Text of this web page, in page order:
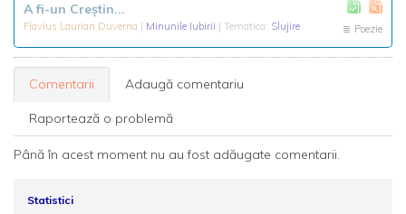
A fi-un Creştin...
Flavius Laurian Duverna | Minunile Iubirii | Tematica: Slujire Poezie
Comentarii Adaugă comentariu
Raportează o problemă
Până în acest moment nu au fost adăugate comentarii.
Statistici